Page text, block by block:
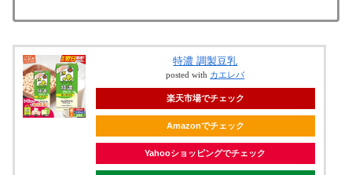
特濃 調製豆乳
posted with カエレバ
楽天市場でチェック
Amazonでチェック
Yahooショッピングでチェック